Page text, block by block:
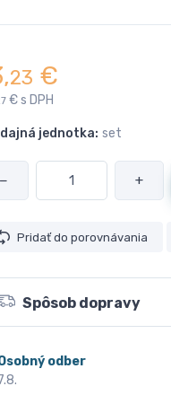
23 €
€ s DPH
jednotka: set
− +
Pridať do porovnávania
Spôsob dopravy
odber